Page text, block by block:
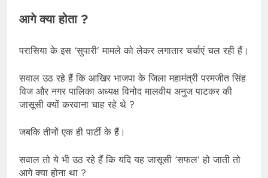
आगे क्या होता ?
परासिया के इस ‘सुपारी’ मामले को लेकर लगातार चर्चाएं चल रही हैं।
सवाल उठ रहे हैं कि आखिर भाजपा के जिला महामंत्री परमजीत सिंह
विज और नगर पालिका अध्यक्ष विनोद मालवीय अनुज पाटकर की
जासूसी क्यों करवाना चाह रहे थे ?
जबकि तीनों एक ही पार्टी के हैं।
सवाल तो ये भी उठ रहे हैं कि यदि यह जासूसी ‘सफल’ हो जाती तो
आगे क्या होना था ?